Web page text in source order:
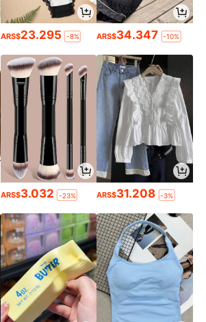
ARS$23.295 -8% ARS$34.347 -10%
ARS$3.032 -23% ARS$31.208 -3%